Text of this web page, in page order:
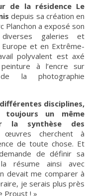
de la résidence Le
depuis sa création en
Planchon a exposé son
galeries et
et en Extrême-
polyvalent est axé
à l’encre sur
la photographie
disciplines,
un même
la synthèse des
cherchent à
de toute chose. Et
de définir sa
résume ainsi avec
devait me comparer à
je serais plus près
Proust ! »